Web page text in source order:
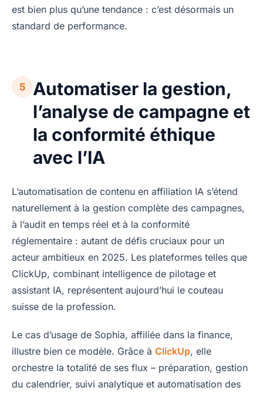
est bien plus qu’une tendance : c’est désormais un
standard de performance.
5
Automatiser la gestion,
l’analyse de campagne et
la conformité éthique
avec l’IA
L’automatisation de contenu en affiliation IA s’étend
naturellement à la gestion complète des campagnes,
à l’audit en temps réel et à la conformité
réglementaire : autant de défis cruciaux pour un
acteur ambitieux en 2025. Les plateformes telles que
ClickUp, combinant intelligence de pilotage et
assistant IA, représentent aujourd’hui le couteau
suisse de la profession.
Le cas d’usage de Sophia, affiliée dans la finance,
illustre bien ce modèle. Grâce à ClickUp, elle
orchestre la totalité de ses flux – préparation, gestion
du calendrier, suivi analytique et automatisation des